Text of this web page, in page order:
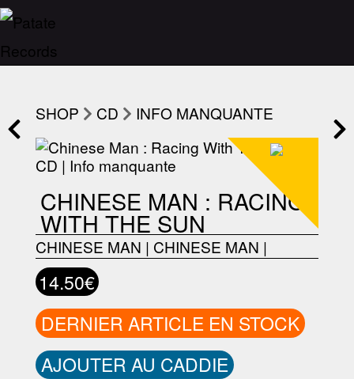
SHOP CD INFO MANQUANTE
CHINESE MAN : RACING
WITH THE SUN
CHINESE MAN | CHINESE MAN |
14.50€
DERNIER ARTICLE EN STOCK
AJOUTER AU CADDIE